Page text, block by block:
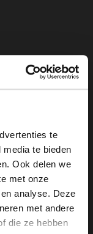
te
te bieden
Ook delen we
met onze
analyse. Deze
met andere
die ze hebben
×
Would